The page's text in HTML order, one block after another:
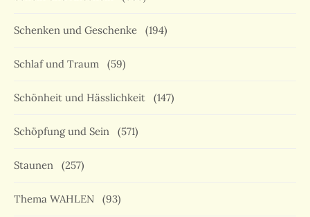
Schenken und Geschenke (194)
Schlaf und Traum (59)
Schönheit und Hässlichkeit (147)
Schöpfung und Sein (571)
Staunen (257)
Thema WAHLEN (93)